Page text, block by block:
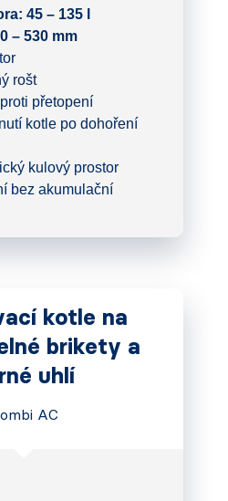
45 – 135 l
– 530 mm
rošt
přetopení
kotle po dohoření
kulový prostor
bez akumulační
kotle na
brikety a
uhlí
AC